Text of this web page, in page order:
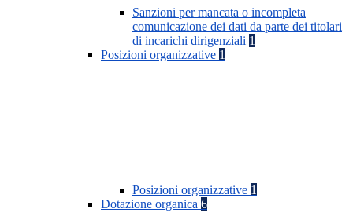
Sanzioni per mancata o incompleta
comunicazione dei dati da parte dei titolari
di incarichi dirigenziali 1
Posizioni organizzative 1
Posizioni organizzative 1
Dotazione organica 6